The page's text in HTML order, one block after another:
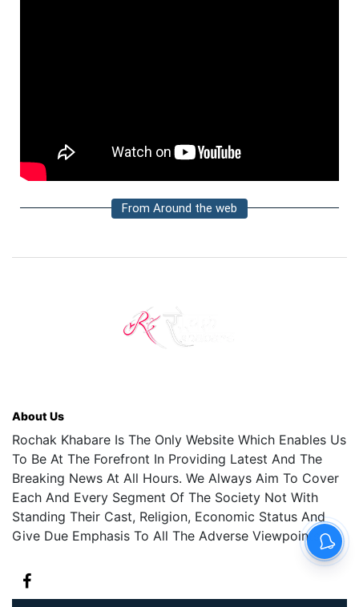
From Around the web
About Us
Rochak Khabare Is The Only Website Which Enables Us
To Be At The Forefront In Providing Latest And The
Breaking News At All Hours. We Always Aim To Cover
Each And Every Segment Of The Society Not With
Standing Their Cast, Religion, Economic Status And
Give Due Emphasis To All The Adverse Viewpoints.